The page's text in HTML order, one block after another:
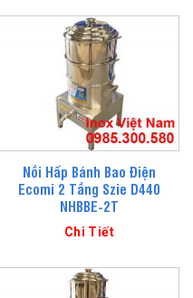
Nồi Hấp Bánh Bao Điện
Ecomi 2 Tầng Szie D440
NHBBE-2T
Chi Tiết